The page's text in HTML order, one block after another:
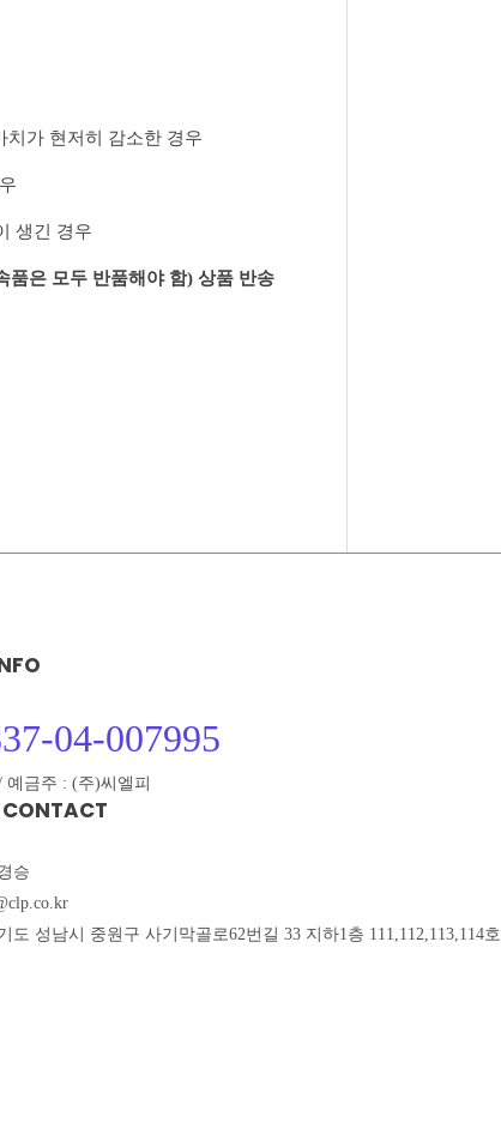
치가 현저히 감소한 경우
생긴 경우
은 모두 반품해야 함) 상품 반송
04-007995
예금주 : (주)씨엘피
승
도 성남시 중원구 사기막골로62번길 33 지하1층 111,112,113,114호